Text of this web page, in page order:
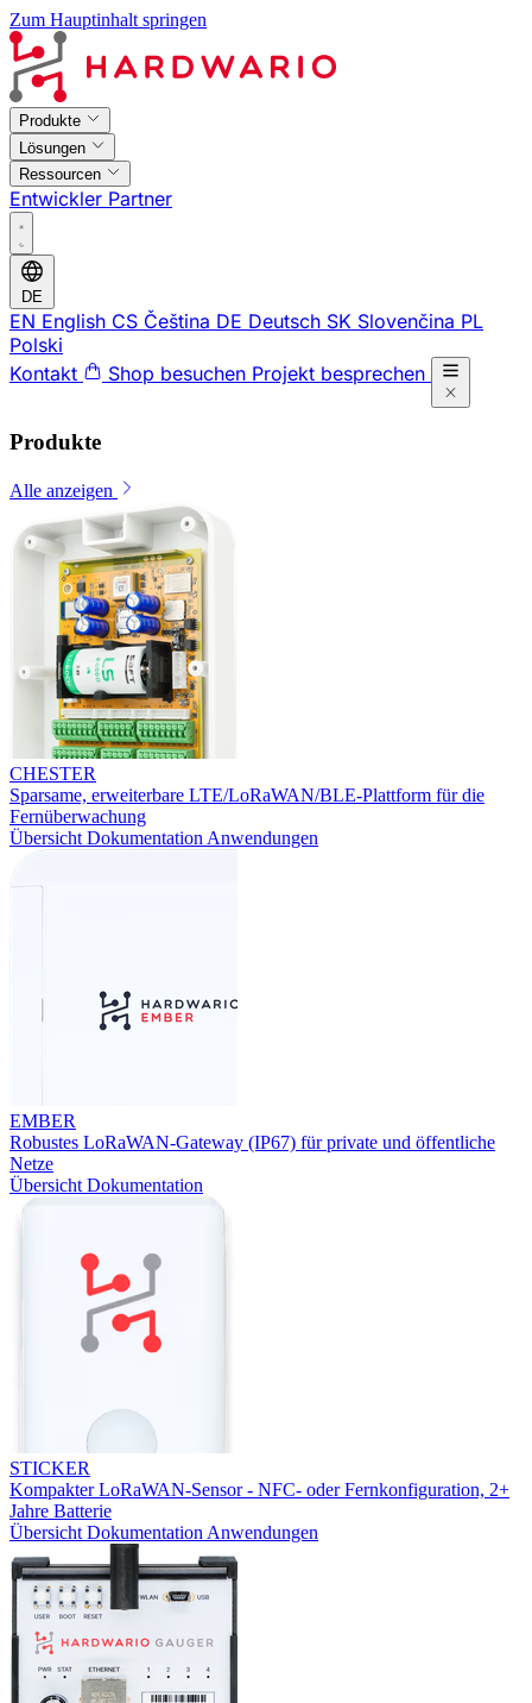
Zum Hauptinhalt springen
Produkte
Lösungen
Ressourcen
Entwickler Partner
DE
EN English CS Čeština DE Deutsch SK Slovenčina PL
Polski
Kontakt
Shop besuchen Projekt besprechen
Produkte
Alle anzeigen
CHESTER
Sparsame, erweiterbare LTE/LoRaWAN/BLE-Plattform für die
Fernüberwachung
Übersicht Dokumentation Anwendungen
EMBER
Robustes LoRaWAN-Gateway (IP67) für private und öffentliche
Netze
Übersicht Dokumentation
STICKER
Kompakter LoRaWAN-Sensor - NFC- oder Fernkonfiguration, 2+
Jahre Batterie
Übersicht Dokumentation Anwendungen